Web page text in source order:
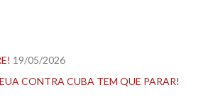
19/05/2026
CONTRA CUBA TEM QUE PARAR!